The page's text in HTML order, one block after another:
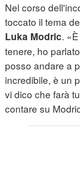
Nel corso
toccato il tema
Luka Modric.
tenere, ho
posso andare a
incredibile, è un
vi dico che farà
contare su